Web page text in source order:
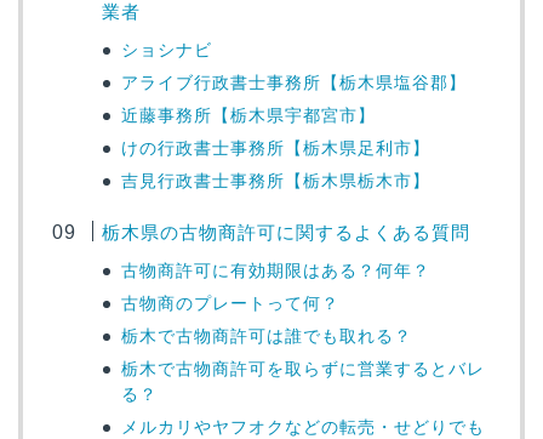
業者
ショシナビ
アライブ行政書士事務所【栃木県塩谷郡】
近藤事務所【栃木県宇都宮市】
けの行政書士事務所【栃木県足利市】
吉見行政書士事務所【栃木県栃木市】
栃木県の古物商許可に関するよくある質問
古物商許可に有効期限はある？何年？
古物商のプレートって何？
栃木で古物商許可は誰でも取れる？
栃木で古物商許可を取らずに営業するとバレ
る？
メルカリやヤフオクなどの転売・せどりでも